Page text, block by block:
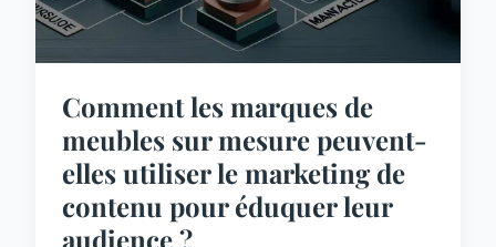
Comment les marques de
meubles sur mesure peuvent-
elles utiliser le marketing de
contenu pour éduquer leur
audience ?